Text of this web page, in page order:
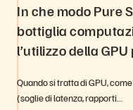
In che modo Pure
bottiglia
l’utilizzo della
Quando si tratta di GPU,
(soglie di latenza, rapporti…